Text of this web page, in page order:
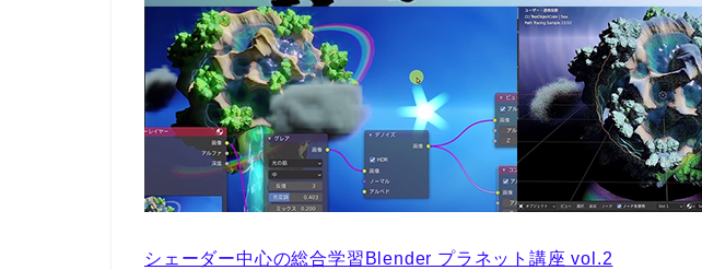
シェーダー中心の総合学習Blender プラネット講座 vol.2